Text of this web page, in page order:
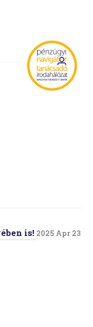
is! 2025 Apr 23